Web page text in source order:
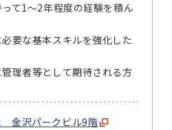
て1〜2年程度の経験を積ん
要な基本スキルを強化した
理者等として期待される方
金沢パークビル9階